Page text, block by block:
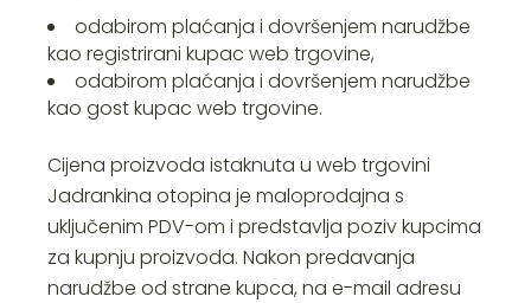
odabirom plaćanja i dovršenjem narudžbe
kao registrirani kupac web trgovine,
odabirom plaćanja i dovršenjem narudžbe
kao gost kupac web trgovine.
Cijena proizvoda istaknuta u web trgovini
Jadrankina otopina je maloprodajna s
uključenim PDV-om i predstavlja poziv kupcima
za kupnju proizvoda. Nakon predavanja
narudžbe od strane kupca, na e-mail adresu